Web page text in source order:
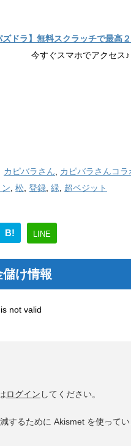
ズドラ】無料スクラッチで最高
今すぐスマホでアクセス
カピバラさん カピバラさんコラ
松 登録 緑 超ベジット
B! LINE
け情報
not valid
ログイン してください。
するために Akismet を使ってい